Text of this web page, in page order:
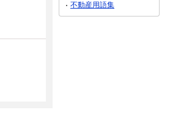
不動産用語集